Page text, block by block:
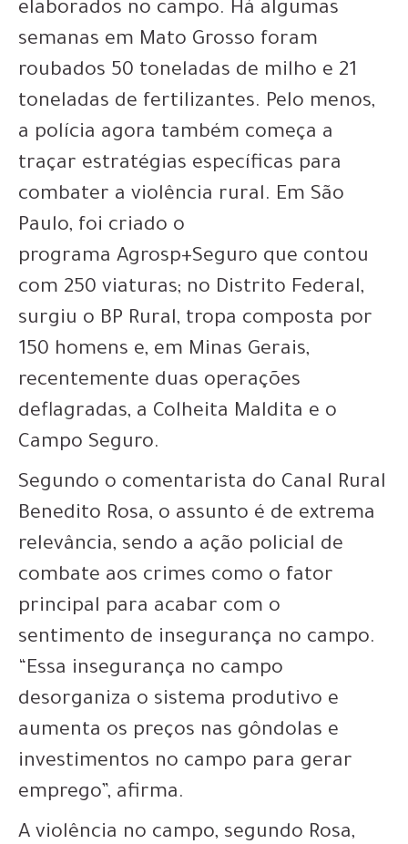
elaborados no campo. Há algumas
semanas em Mato Grosso foram
roubados 50 toneladas de milho e 21
toneladas de fertilizantes. Pelo menos,
a polícia agora também começa a
traçar estratégias específicas para
combater a violência rural. Em São
Paulo, foi criado o
programa Agrosp+Seguro que contou
com 250 viaturas; no Distrito Federal,
surgiu o BP Rural, tropa composta por
150 homens e, em Minas Gerais,
recentemente duas operações
deflagradas, a Colheita Maldita e o
Campo Seguro.
Segundo o comentarista do Canal Rural
Benedito Rosa, o assunto é de extrema
relevância, sendo a ação policial de
combate aos crimes como o fator
principal para acabar com o
sentimento de insegurança no campo.
“Essa insegurança no campo
desorganiza o sistema produtivo e
aumenta os preços nas gôndolas e
investimentos no campo para gerar
emprego”, afirma.
A violência no campo, segundo Rosa,